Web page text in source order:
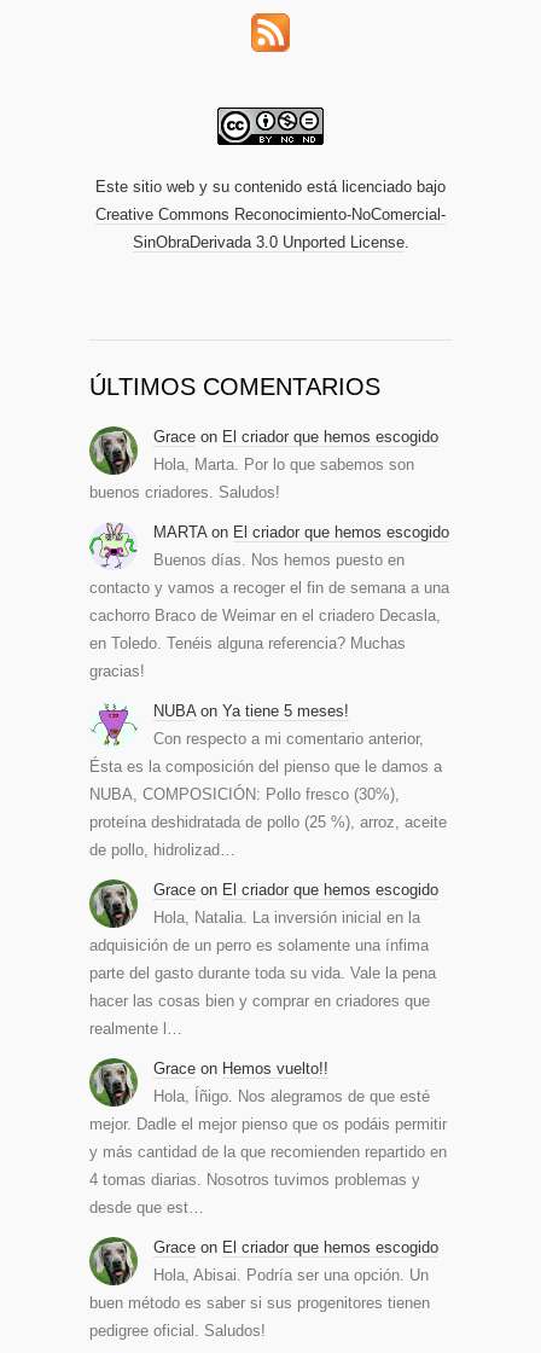
Este sitio web y su contenido está licenciado bajo
Creative Commons Reconocimiento-NoComercial-
SinObraDerivada 3.0 Unported License.
ÚLTIMOS COMENTARIOS
Grace on El criador que hemos escogido
Hola, Marta. Por lo que sabemos son
buenos criadores. Saludos!
MARTA on El criador que hemos escogido
Buenos días. Nos hemos puesto en
contacto y vamos a recoger el fin de semana a una
cachorro Braco de Weimar en el criadero Decasla,
en Toledo. Tenéis alguna referencia? Muchas
gracias!
NUBA on Ya tiene 5 meses!
Con respecto a mi comentario anterior,
Ésta es la composición del pienso que le damos a
NUBA, COMPOSICIÓN: Pollo fresco (30%),
proteína deshidratada de pollo (25 %), arroz, aceite
de pollo, hidrolizad…
Grace on El criador que hemos escogido
Hola, Natalia. La inversión inicial en la
adquisición de un perro es solamente una ínfima
parte del gasto durante toda su vida. Vale la pena
hacer las cosas bien y comprar en criadores que
realmente l…
Grace on Hemos vuelto!!
Hola, Íñigo. Nos alegramos de que esté
mejor. Dadle el mejor pienso que os podáis permitir
y más cantidad de la que recomienden repartido en
4 tomas diarias. Nosotros tuvimos problemas y
desde que est…
Grace on El criador que hemos escogido
Hola, Abisai. Podría ser una opción. Un
buen método es saber si sus progenitores tienen
pedigree oficial. Saludos!